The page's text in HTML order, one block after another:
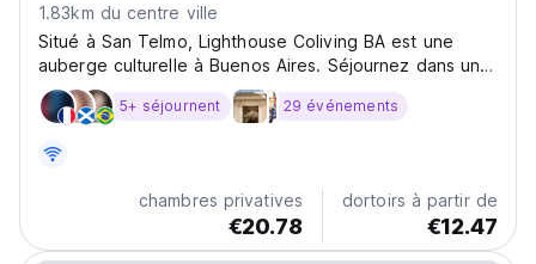
1.83km du centre ville
Situé à San Telmo, Lighthouse Coliving BA est une
auberge culturelle à Buenos Aires. Séjournez dans un
manoir historique près de la Plaza Dorrego et des
universités. (Auto-translated from original language)
5+ séjournent 29 événements
chambres privatives
€20.78
dortoirs à partir de
€12.47